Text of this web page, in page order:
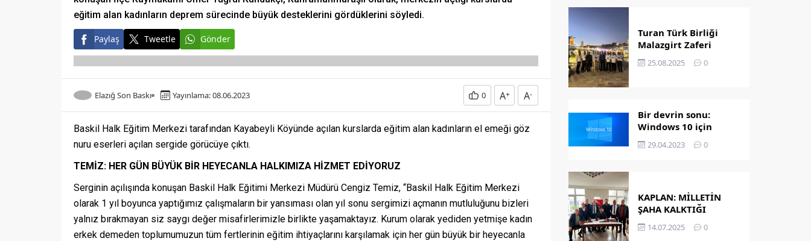
eğitim alan kadınların deprem sürecinde büyük desteklerini gördüklerini söyledi.
Paylaş Tweetle Gönder
Elazığ Son Baskı Yayınlama: 08.06.2023 0 A+ A-
Baskil Halk Eğitim Merkezi tarafından Kayabeyli Köyünde açılan kurslarda eğitim alan kadınların el emeği göz
nuru eserleri açılan sergide görücüye çıktı.
TEMİZ: HER GÜN BÜYÜK BİR HEYECANLA HALKIMIZA HİZMET EDİYORUZ
Serginin açılışında konuşan Baskil Halk Eğitimi Merkezi Müdürü Cengiz Temiz, “Baskil Halk Eğitim Merkezi
olarak 1 yıl boyunca yaptığımız çalışmaların bir yansıması olan yıl sonu sergimizi açmanın mutluluğunu bizleri
yalnız bırakmayan siz saygı değer misafirlerimizle birlikte yaşamaktayız. Kurum olarak yediden yetmişe kadın
erkek demeden toplumumuzun tüm fertlerinin eğitim ihtiyaçlarını karşılamak için her gün büyük bir heyecanla
Turan Türk Birliği
Malazgirt Zaferi
Kutlamalarında
25.08.2025 0
Bir devrin sonu:
Windows 10 için
destek bitiyor!
29.04.2023 0
KAPLAN: MİLLETİN
ŞAHA KALKTIĞI
GÜNDÜR
14.07.2025 0